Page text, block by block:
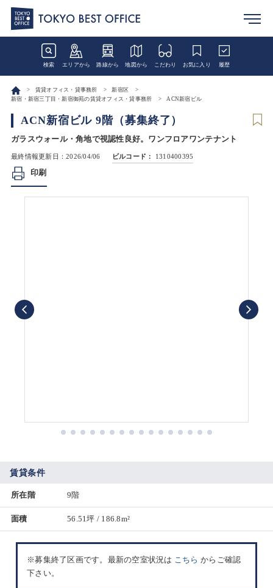
検索 エリアから 路線から 地図から こだわり お気に入り 履歴
賃貸オフィス・貸事務所
新宿区
新宿・新宿三丁目・新宿御苑の賃貸オフィス・貸事務所
ACN新宿ビル
ACN新宿ビル 9階（募集終了）
ガラスウォール・角地で視認性良好。ワンフロアワンテナント
最終情報更新日：2026/04/06 ビルコード： 1310400395
印刷
賃貸条件
所在階 9階
面積 56.51坪 / 186.8m²
※募集終了区画です。最新の空室状況は こちら からご確認
下さい。